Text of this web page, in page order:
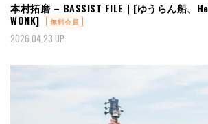
本村拓磨 – BASSIST FILE｜[ゆうらん船、
WONK]
無料会員
2026.04.23 UP